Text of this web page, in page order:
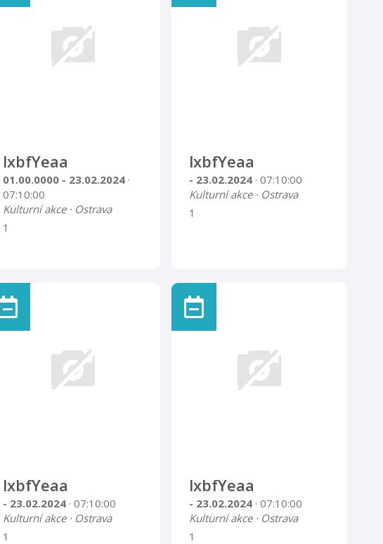
lxbfYeaa
01.00.0000 - 23.02.2024 ·
07:10:00
Kulturní akce · Ostrava
1
lxbfYeaa
- 23.02.2024 · 07:10:00
Kulturní akce · Ostrava
1
lxbfYeaa
- 23.02.2024 · 07:10:00
Kulturní akce · Ostrava
1
lxbfYeaa
- 23.02.2024 · 07:10:00
Kulturní akce · Ostrava
1